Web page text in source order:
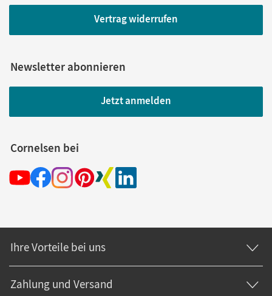
Vertrag widerrufen
Newsletter abonnieren
Jetzt anmelden
Cornelsen bei
Ihre Vorteile bei uns
Zahlung und Versand